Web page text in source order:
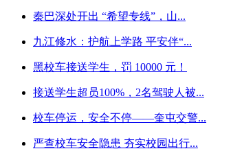
秦巴深处开出 “希望专线”，山...
九江修水：护航上学路 平安伴“...
黑校车接送学生，罚 10000 元！
接送学生超员100%，2名驾驶人被...
校车停运，安全不停——奎屯交警...
严查校车安全隐患 夯实校园出行...